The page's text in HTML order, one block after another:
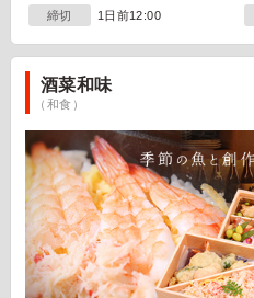
締切 1日前12:00
酒菜和味
（和食）